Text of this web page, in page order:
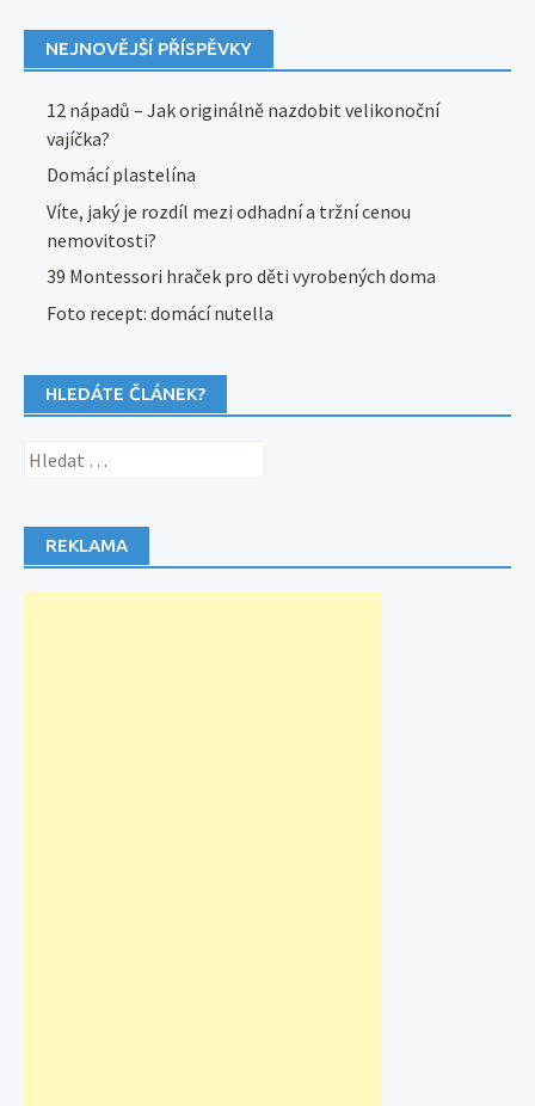
NEJNOVĚJŠÍ PŘÍSPĚVKY
12 nápadů – Jak originálně nazdobit velikonoční
vajíčka?
Domácí plastelína
Víte, jaký je rozdíl mezi odhadní a tržní cenou
nemovitosti?
39 Montessori hraček pro děti vyrobených doma
Foto recept: domácí nutella
HLEDÁTE ČLÁNEK?
Vyhledávání
REKLAMA